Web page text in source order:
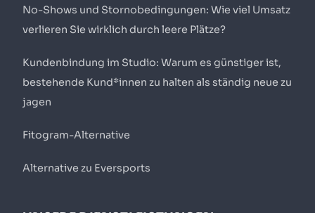
No-Shows und Stornobedingungen: Wie viel Umsatz
verlieren Sie wirklich durch leere Plätze?
Kundenbindung im Studio: Warum es günstiger ist,
bestehende Kund*innen zu halten als ständig neue zu
jagen
Fitogram-Alternative
Alternative zu Eversports